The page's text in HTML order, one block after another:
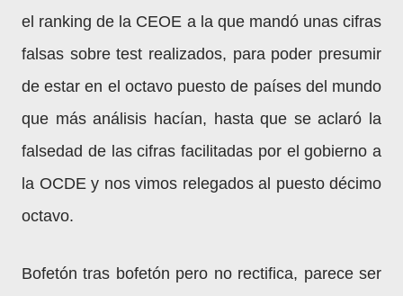
el ranking de la CEOE a la que mandó unas cifras
falsas sobre test realizados, para poder presumir
de estar en el octavo puesto de países del mundo
que más análisis hacían, hasta que se aclaró la
falsedad de las cifras facilitadas por el gobierno a
la OCDE y nos vimos relegados al puesto décimo
octavo.
Bofetón tras bofetón pero no rectifica, parece ser